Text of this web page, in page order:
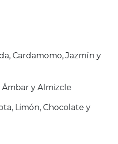
Cardamomo, Jazmín y
Ámbar y Almizcle
Limón, Chocolate y